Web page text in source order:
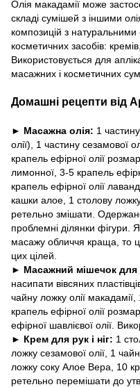
Олія макадамії може
складі сумішей з іншими
композицій з
косметичних засобів:
Використовується для
масажних і косметичних
Домашні рецепти від
► Масажна олія: 1
олії), 1 частину сезамової
крапель ефірної олії
лимонної, 3-5 крапель
крапель ефірної олії
кашки алое, 1 столову
ретельно змішати.
проблемні ділянки фігури.
масажу обличчя краща, то
цих цілей.
► Масажний мішечок для
насипати вівсяних
чайну ложку олії
крапель ефірної олії
ефірної шавлієвої олії.
► Крем для рук і ніг: 1
ложку сезамової олії, 1
ложку соку Алое Вера, 10
ретельно перемішати до